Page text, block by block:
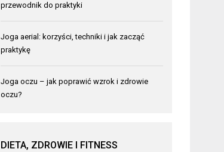
przewodnik do praktyki
Joga aerial: korzyści, techniki i jak zacząć
praktykę
Joga oczu – jak poprawić wzrok i zdrowie
oczu?
DIETA, ZDROWIE I FITNESS